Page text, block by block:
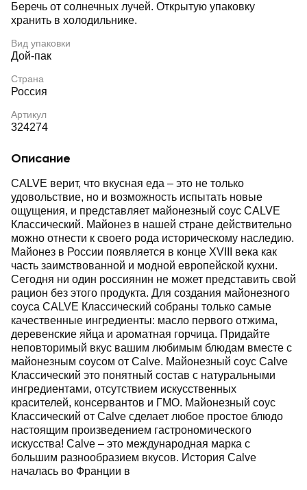
Беречь от солнечных лучей. Открытую упаковку
хранить в холодильнике.
Вид упаковки
Дой-пак
Страна
Россия
Артикул
324274
Описание
CALVE верит, что вкусная еда – это не только
удовольствие, но и возможность испытать новые
ощущения, и представляет майонезный соус CALVE
Классический. Майонез в нашей стране действительно
можно отнести к своего рода историческому наследию.
Майонез в России появляется в конце XVIII века как
часть заимствованной и модной европейской кухни.
Сегодня ни один россиянин не может представить свой
рацион без этого продукта. Для создания майонезного
соуса CALVE Классический собраны только самые
качественные ингредиенты: масло первого отжима,
деревенские яйца и ароматная горчица. Придайте
неповторимый вкус вашим любимым блюдам вместе с
майонезным соусом от Calve. Майонезный соус Calve
Классический это понятный состав с натуральными
ингредиентами, отсутствием искусственных
красителей, консервантов и ГМО. Майонезный соус
Классический от Calve сделает любое простое блюдо
настоящим произведением гастрономического
искусства! Calve – это международная марка с
большим разнообразием вкусов. История Calve
началась во Франции в